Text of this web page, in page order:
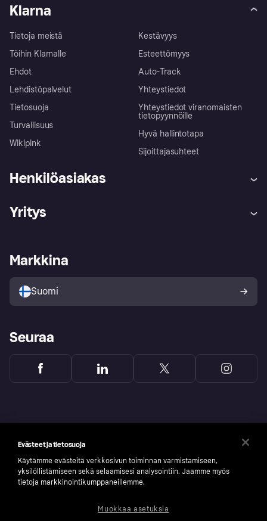
Klarna
Tietoja meistä
Töihin Klarnalle
Ehdot
Lehdistöpalvelut
Tietosuoja
Turvallisuus
Wikipink
Kestävyys
Esteettömyys
Auto-Track
Yhteystiedot
Yhteystiedot viranomaisten
tietopyynnöille
Hyvä hallintotapa
Sijoittajasuhteet
Henkilöasiakas
Ohje
Kirjaudu sisään
Tutustu kauppoihin
Ostajan turva
Yritys
Kirjaudu sisään yrityksenä
Markkina
Suomi
Seuraa
Evästeet ja tietosuoja
Käytämme evästeitä verkkosivun toiminnan varmistamiseen,
yksilöllistämiseen sekä selaamisesi analysointiin. Jaamme myös
tietoja markkinointikumppaneillemme.
Muokkaa asetuksia